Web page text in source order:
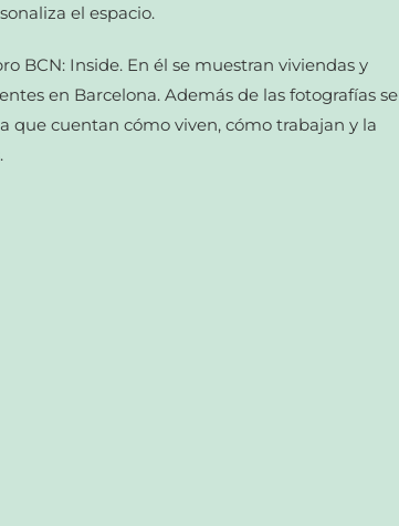
el espacio.
BCN: Inside. En él se muestran viviendas y
en Barcelona. Además de las fotografías se
que cuentan cómo viven, cómo trabajan y la